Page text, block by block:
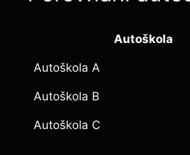
Autoškola
Autoškola A
Autoškola B
Autoškola C